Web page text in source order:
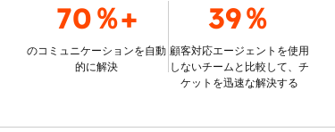
70％+
のコミュニケーションを自動
的に解決
39％
顧客対応エージェントを使用
しないチームと比較して、チ
ケットを迅速な解決する